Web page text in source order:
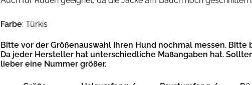
Farbe: Türkis
Bitte vor der Größenauswahl Ihren Hund nochmal messen.
Da jeder Hersteller hat unterschiedliche Maßangaben hat.
lieber eine Nummer größer.